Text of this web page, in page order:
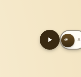
அ A